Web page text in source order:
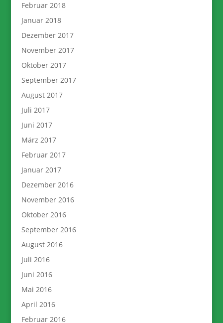
Februar 2018
Januar 2018
Dezember 2017
November 2017
Oktober 2017
September 2017
August 2017
Juli 2017
Juni 2017
März 2017
Februar 2017
Januar 2017
Dezember 2016
November 2016
Oktober 2016
September 2016
August 2016
Juli 2016
Juni 2016
Mai 2016
April 2016
Februar 2016